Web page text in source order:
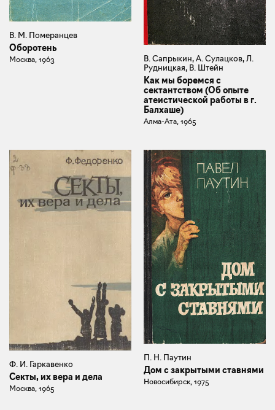
В. М. Померанцев
Оборотень
Москва, 1963
В. Сапрыкин, А. Сулацков, Л.
Рудницкая, В. Штейн
Как мы боремся с
сектантством (Об опыте
атеистической работы в г.
Балхаше)
Алма-Ата, 1965
Ф. И. Гаркавенко
Секты, их вера и дела
Москва, 1965
П. Н. Паутин
Дом с закрытыми ставнями
Новосибирск, 1975